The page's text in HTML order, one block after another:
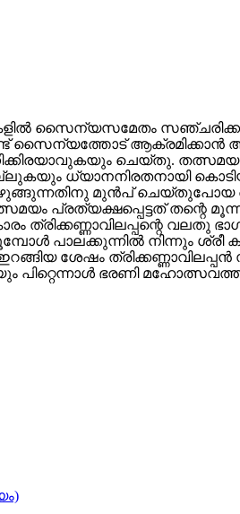
സൈന്യസമേതം
സൈന്യത്തോട് ആക്രമിക്കാൻ
ചെയ്തു. തത്സമയം
ധ്യാനനിരതനായി
മുൻപ്‌ ചെയ്തുപോയ
പ്രത്യക്ഷപ്പെട്ടത് തന്റെ
ത്രിക്കണ്ണാവിലപ്പന്റെ
പാലക്കുന്നിൽ
ശേഷം
പിറ്റെന്നാൾ ഭരണി